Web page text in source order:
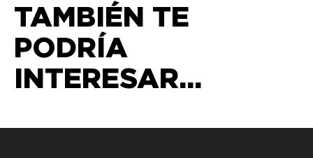
TAMBIÉN TE
PODRÍA
INTERESAR...